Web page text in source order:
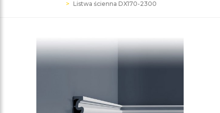
Listwa ścienna DX170-2300